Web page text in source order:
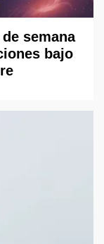
semana
bajo